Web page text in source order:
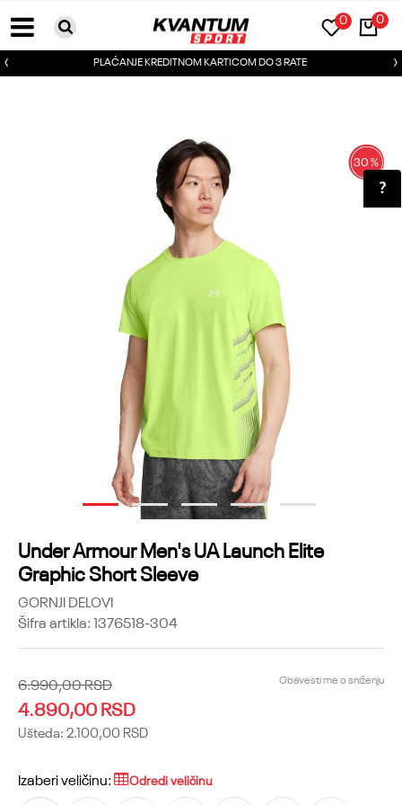
0
0
PLAĆANJE KREDITNOM KARTICOM DO 3 RATE
1 2 3 4 5
30%
Under Armour Men's UA Launch Elite
Graphic Short Sleeve
GORNJI DELOVI
Šifra artikla:1376518-304
6.990,00RSD
4.890,00RSD
Ušteda: 2.100,00 RSD
Obavesti me o sniženju
Izaberi veličinu: Odredi veličinu